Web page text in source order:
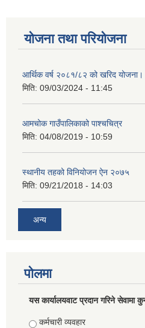
योजना तथा परियोजना
आर्थिक वर्ष २०८१/८२ को खरिद योजना।
मिति: 09/03/2024 - 11:45
आमचोक गाउँपालिकाको पाश्चचित्र
मिति: 04/08/2019 - 10:59
स्थानीय तहको विनियोजन ऐन २०७५
मिति: 09/21/2018 - 14:03
अन्य
पोलमा
यस कार्यालयवाट प्रदान गरिने सेवामा
Choices
कर्मचारी व्यवहार